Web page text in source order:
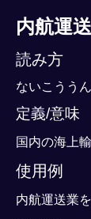
内航運
読み方
ないこうう
定義/意味
国内の海上
使用例
内航運送業